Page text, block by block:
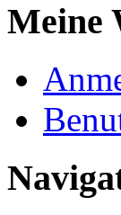
Meine